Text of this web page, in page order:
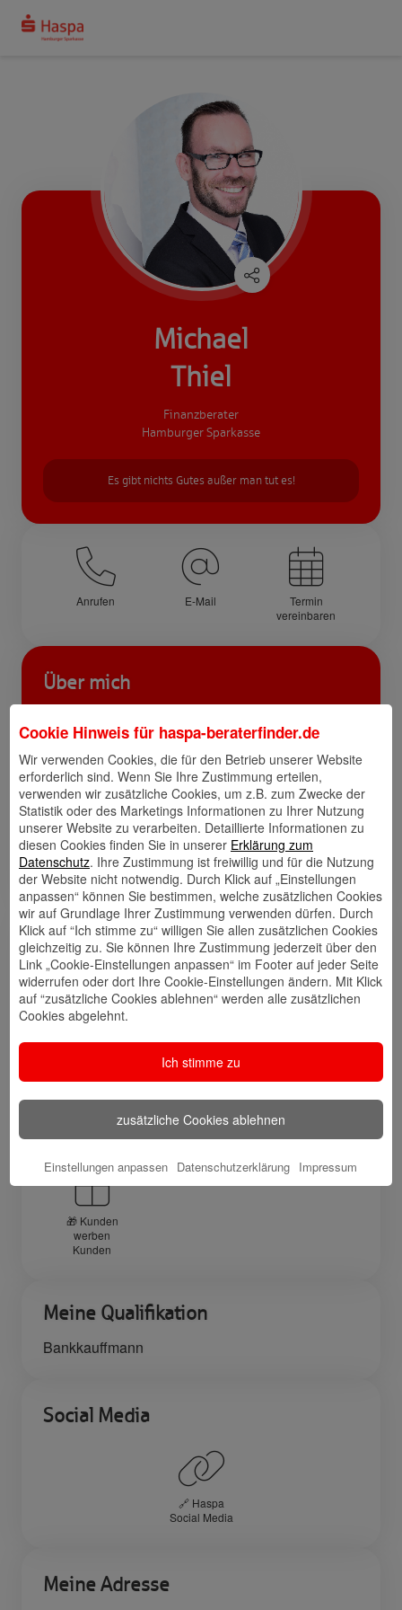
Michael
Thiel
Finanzberater
Hamburger Sparkasse
Es gibt nichts Gutes außer man tut es!
Anrufen E-Mail
Termin
vereinbaren
Über mich
Berufserfahrung. Mein Schwerpunkt lag in den
letzten Jahren
im Bereich der Finanzierungen für Privatkunden.
Ob die Finanzierung eines Autos oder die
Konsolidierung von Verbindlichkeiten, hier helfe
ich mit meiner Erfahrung weiter. Darüber hinaus
besitze ich ein breites Fachwissen auch in allen
anderen Bereichen des Finanzwesens.
Links
Kontakt
speichern
hinzufügen
🎊 Haspa-
Veranstaltungen
🎯 Service-
Center
🎁 Kunden
werben
Kunden
Meine Qualifikation
Bankkauffmann
Social Media
🔗 Haspa
Social Media
Meine Adresse
Cookie Hinweis für haspa-beraterfinder.de
Wir verwenden Cookies, die für den Betrieb unserer Website
erforderlich sind. Wenn Sie Ihre Zustimmung erteilen,
verwenden wir zusätzliche Cookies, um z.B. zum Zwecke der
Statistik oder des Marketings Informationen zu Ihrer Nutzung
unserer Website zu verarbeiten. Detaillierte Informationen zu
diesen Cookies finden Sie in unserer Erklärung zum
Datenschutz. Ihre Zustimmung ist freiwillig und für die Nutzung
der Website nicht notwendig. Durch Klick auf „Einstellungen
anpassen“ können Sie bestimmen, welche zusätzlichen Cookies
wir auf Grundlage Ihrer Zustimmung verwenden dürfen. Durch
Klick auf “Ich stimme zu“ willigen Sie allen zusätzlichen Cookies
gleichzeitig zu. Sie können Ihre Zustimmung jederzeit über den
Link „Cookie-Einstellungen anpassen“ im Footer auf jeder Seite
widerrufen oder dort Ihre Cookie-Einstellungen ändern. Mit Klick
auf “zusätzliche Cookies ablehnen“ werden alle zusätzlichen
Cookies abgelehnt.
Ich stimme zu
zusätzliche Cookies ablehnen
Einstellungen anpassen Datenschutzerklärung Impressum